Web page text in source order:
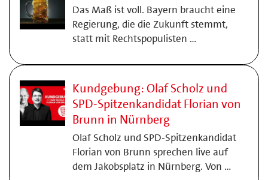
Das Maß ist voll. Bayern braucht eine
Regierung, die die Zukunft stemmt,
statt mit Rechtspopulisten …
Kundgebung: Olaf Scholz und
SPD-Spitzenkandidat Florian von
Brunn in Nürnberg
Olaf Scholz und SPD-Spitzenkandidat
Florian von Brunn sprechen live auf
dem Jakobsplatz in Nürnberg. Von …